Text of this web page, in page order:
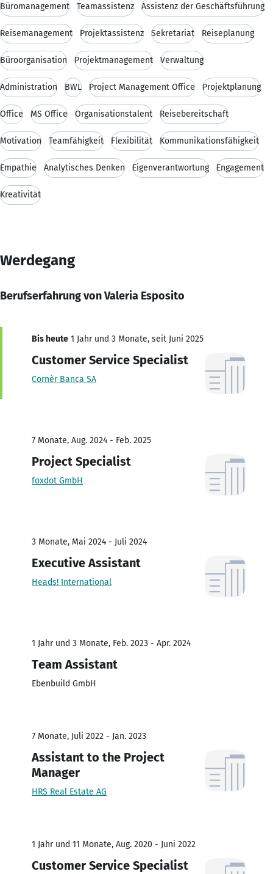
Büromanagement Teamassistenz Assistenz der Geschäftsführung
Reisemanagement Projektassistenz Sekretariat Reiseplanung
Büroorganisation Projektmanagement Verwaltung
Administration BWL Project Management Office Projektplanung
Office MS Office Organisationstalent Reisebereitschaft
Motivation Teamfähigkeit Flexibilität Kommunikationsfähigkeit
Empathie Analytisches Denken Eigenverantwortung Engagement
Kreativität
Werdegang
Berufserfahrung von Valeria Esposito
Bis heute 1 Jahr und 3 Monate, seit Juni 2025
Customer Service Specialist
Cornèr Banca SA
7 Monate, Aug. 2024 - Feb. 2025
Project Specialist
foxdot GmbH
3 Monate, Mai 2024 - Juli 2024
Executive Assistant
Heads! International
1 Jahr und 3 Monate, Feb. 2023 - Apr. 2024
Team Assistant
Ebenbuild GmbH
7 Monate, Juli 2022 - Jan. 2023
Assistant to the Project
Manager
HRS Real Estate AG
1 Jahr und 11 Monate, Aug. 2020 - Juni 2022
Customer Service Specialist